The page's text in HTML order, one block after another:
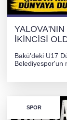
İKİNCİSİ
Bakü'deki U17
Belediyespor'un
SPOR